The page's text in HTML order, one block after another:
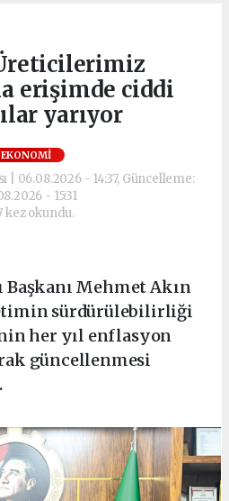
erişimde ciddi
yarıyor
EKONOMI
| 06.08.2026 - 14:37, Güncelleme:
- 15:31
kez okundu.
Başkanı Mehmet Akın
sürdürülebilirliği
her yıl enflasyon
güncellenmesi